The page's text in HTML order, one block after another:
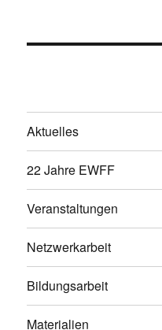
Aktuelles
22 Jahre EWFF
Veranstaltungen
Netzwerkarbeit
Bildungsarbeit
Materialien